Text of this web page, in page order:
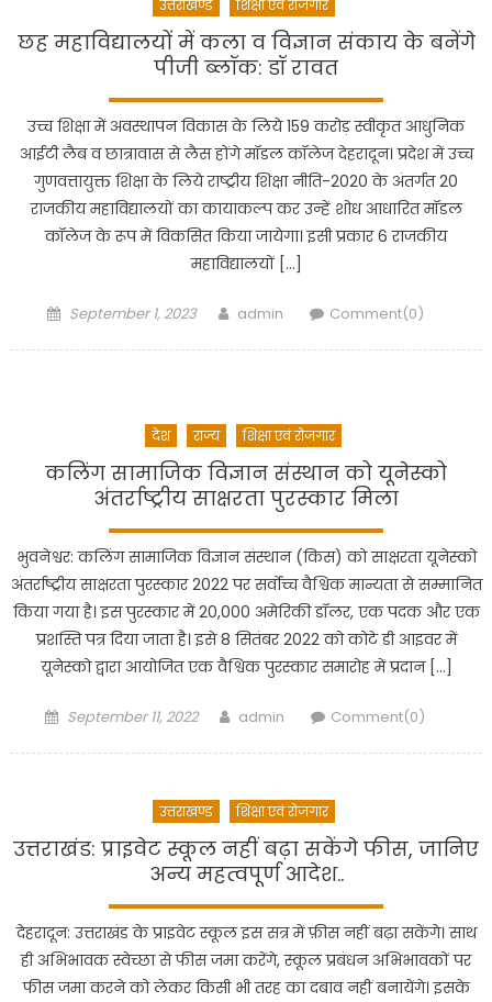
उत्तराखण्ड शिक्षा एवं रोजगार
छह महाविद्यालयों में कला व विज्ञान संकाय के बनेंगे
पीजी ब्लॉक: डॉ रावत
उच्च शिक्षा में अवस्थापन विकास के लिये 159 करोड़ स्वीकृत आधुनिक
आईटी लैब व छात्रावास से लैस होंगे मॉडल कॉलेज देहरादून। प्रदेश में उच्च
गुणवत्तायुक्त शिक्षा के लिये राष्ट्रीय शिक्षा नीति-2020 के अंतर्गत 20
राजकीय महाविद्यालयों का कायाकल्प कर उन्हें शोध आधारित मॉडल
कॉलेज के रूप में विकसित किया जायेगा। इसी प्रकार 6 राजकीय
महाविद्यालयों […]
Posted
September 1, 2023 Author
admin Comment(0)
देश राज्य शिक्षा एवं रोजगार
कलिंग सामाजिक विज्ञान संस्थान को यूनेस्को
अंतर्राष्ट्रीय साक्षरता पुरस्कार मिला
भुवनेश्वर: कलिंग सामाजिक विज्ञान संस्थान (किस) को साक्षरता यूनेस्को
अंतर्राष्ट्रीय साक्षरता पुरस्कार 2022 पर सर्वोच्च वैश्विक मान्यता से सम्मानित
किया गया है। इस पुरस्कार में 20,000 अमेरिकी डॉलर, एक पदक और एक
प्रशस्ति पत्र दिया जाता है। इसे 8 सितंबर 2022 को कोटे डी आइवर में
यूनेस्को द्वारा आयोजित एक वैश्विक पुरस्कार समारोह में प्रदान […]
Posted
September 11, 2022 Author
admin Comment(0)
उत्तराखण्ड शिक्षा एवं रोजगार
उत्तराखंड: प्राइवेट स्कूल नहीं बढ़ा सकेंगे फीस, जानिए
अन्य महत्वपूर्ण आदेश..
देहरादून: उत्तराखंड के प्राइवेट स्कूल इस सत्र में फ़ीस नहीं बढ़ा सकेंगे। साथ
ही अभिभावक स्वेच्छा से फीस जमा करेंगे, स्कूल प्रबंधन अभिभावकों पर
फीस जमा करने को लेकर किसी भी तरह का दबाव नहीं बनायेंगे। इसके